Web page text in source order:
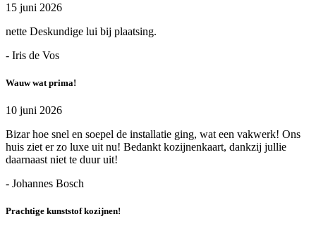
15 juni 2026
nette Deskundige lui bij plaatsing.
- Iris de Vos
Wauw wat prima!
10 juni 2026
Bizar hoe snel en soepel de installatie ging, wat een vakwerk! Ons
huis ziet er zo luxe uit nu! Bedankt kozijnenkaart, dankzij jullie
daarnaast niet te duur uit!
- Johannes Bosch
Prachtige kunststof kozijnen!